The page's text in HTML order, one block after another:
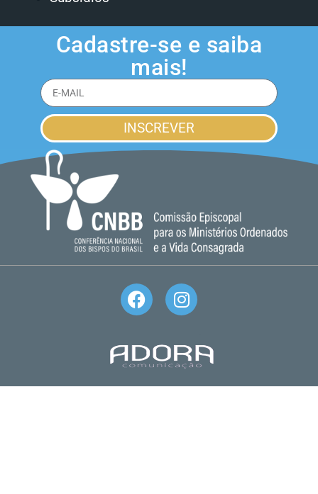
Cadastre-se e saiba
mais!
INSCREVER